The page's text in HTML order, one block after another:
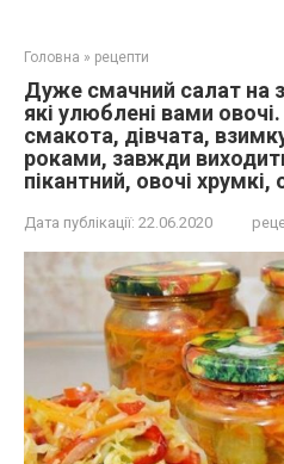
Головна » рецепти
Дуже смачний салат на
які улюблені вами
смакота, дівчата,
роками, завжди
пікантний, овочі хрумкі,
Дата публікації: 22.06.2020